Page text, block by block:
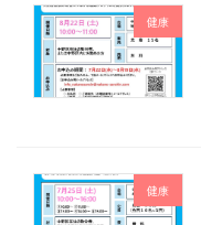
健康
健康